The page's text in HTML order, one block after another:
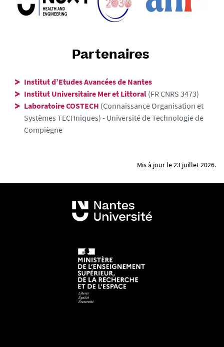
Partenaires
Institut d’Etudes Avancées de Nantes
Institut Universitaire Mer et Littoral (FR CNRS 3473)
Laboratoire COSTECH (Connaissance Organisation et
Systèmes TECHniques) - Université de Technologie de
Compiègne
Mis à jour le 23 juillet 2026.